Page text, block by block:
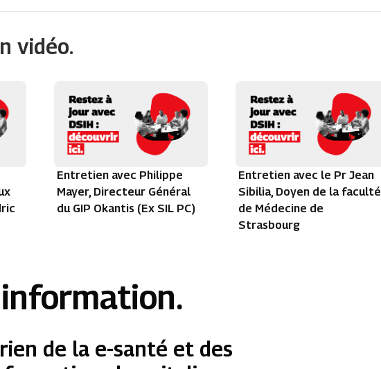
vidéo.
Entretien avec Philippe
Mayer, Directeur Général
du GIP Okantis (Ex SIL PC)
Entretien avec le Pr Jean
Sibilia, Doyen de la faculté
de Médecine de
Strasbourg
de la e-santé et des